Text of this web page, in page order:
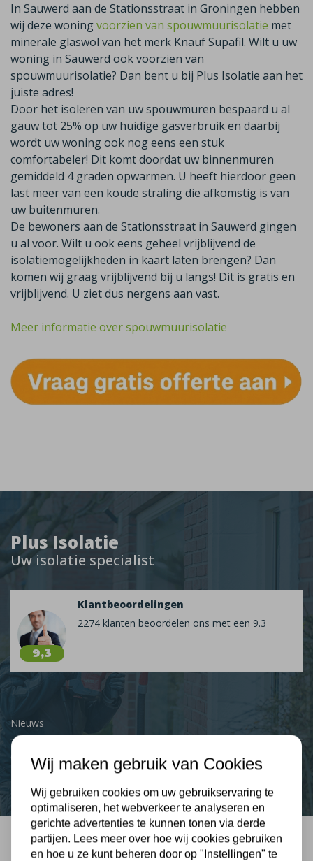
Plus Isolatie
Uw isolatie specialist
9,3
Klantbeoordelingen
2274 klanten beoordelen ons met een 9.3
Nieuws
Contact
In Sauwerd aan de Stationsstraat in Groningen hebben
wij deze woningvoorzien van spouwmuurisolatie met
minerale glaswol van het merk Knauf Supafil. Wilt u uw
woning in Sauwerd ook voorzien van
spouwmuurisolatie? Dan bent u bij Plus Isolatie aan het
juiste adres!
Door het isoleren van uw spouwmuren bespaard u al
gauw tot 25% op uw huidige gasverbruik en daarbij
wordt uw woning ook nog eens een stuk
comfortabeler! Dit komt doordat uw binnenmuren
gemiddeld 4 graden opwarmen. U heeft hierdoor geen
last meer van een koude straling die afkomstig is van
uw buitenmuren.
De bewoners aan de Stationsstraat in Sauwerd gingen
u al voor. Wilt u ook eens geheel vrijblijvend de
isolatiemogelijkheden in kaart laten brengen? Dan
komen wij graag vrijblijvend bij u langs! Dit is gratis en
vrijblijvend. U ziet dus nergens aan vast.
Meer informatie over spouwmuurisolatie
Wij maken gebruik van Cookies
Wij gebruiken cookies om uw gebruikservaring te
optimaliseren, het webverkeer te analyseren en
gerichte advertenties te kunnen tonen via derde
partijen. Lees meer over hoe wij cookies gebruiken
en hoe u ze kunt beheren door op "Instellingen" te